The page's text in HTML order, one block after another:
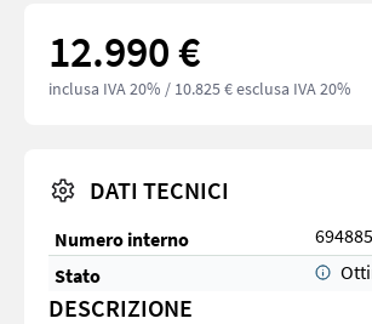
12.990 €
inclusa IVA 20% / 10.825 € esclusa IVA 20%
DATI TECNICI
Numero interno
Stato
DESCRIZIONE